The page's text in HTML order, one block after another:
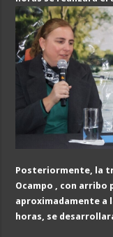
Posteriormente, la
Ocampo , con arribo
aproximadamente a
horas, se